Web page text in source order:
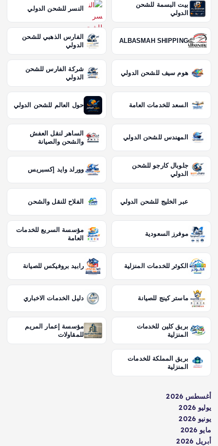
بيت البسمة للشحن
الدولي
النسر للشحن الدولي
ALBASMAH SHIPPING
الفارس الذهبي للشحن
الدولي
هوم سيف للشحن الدولي
شركة الفارس للشحن
الدولي
السعد للخدمات العامة حول العالم للشحن الدولي
المهندس للشحن الدولي
الساهر لنقل العفش
والشحن والصيانة
جلوبال كارجو للشحن
الدولي
وورلد وايد إكسبريس
عبر الخليج للشحن الدولي الفلاح للنقل والشحن
موفرز السعودية
مؤسسة السريع للخدمات
العامة
الكوثر للخدمات المنزلية رابيد بروفيكس للصيانة
ماستر كينج للصيانة دليل الخدمات الاخباري
بريق كلين للخدمات
المنزلية
مؤسسة إعمار المريم
للمقاولات
بريق المملكة للخدمات
المنزلية
أغسطس 2026
يوليو 2026
يونيو 2026
مايو 2026
أبريل 2026